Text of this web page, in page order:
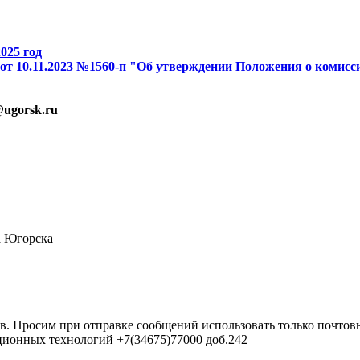
год
10.11.2023 №1560-п "Об утверждении Положения о
Югорска
Просим при отправке сообщений использовать только
технологий +7(34675)77000 доб.242